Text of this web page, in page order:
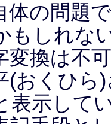
体の問題
もしれな
変換は不
(おくひら
表示して